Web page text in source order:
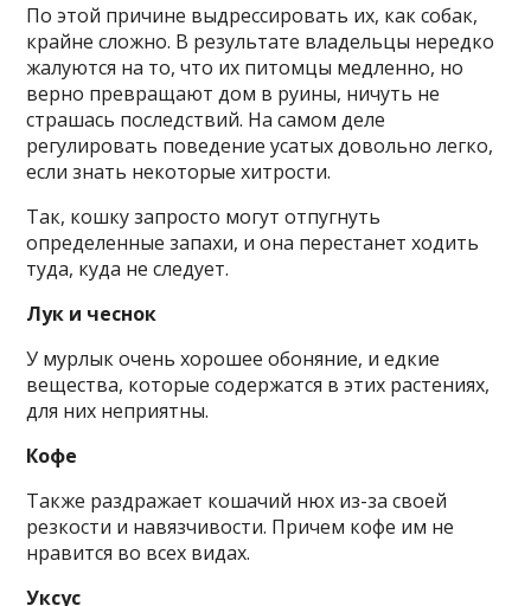
По этой причине выдрессировать их, как собак,
крайне сложно. В результате владельцы нередко
жалуются на то, что их питомцы медленно, но
верно превращают дом в руины, ничуть не
страшась последствий. На самом деле
регулировать поведение усатых довольно легко,
если знать некоторые хитрости.
Так, кошку запросто могут отпугнуть
определенные запахи, и она перестанет ходить
туда, куда не следует.
Лук и чеснок
У мурлык очень хорошее обоняние, и едкие
вещества, которые содержатся в этих растениях,
для них неприятны.
Кофе
Также раздражает кошачий нюх из-за своей
резкости и навязчивости. Причем кофе им не
нравится во всех видах.
Уксус